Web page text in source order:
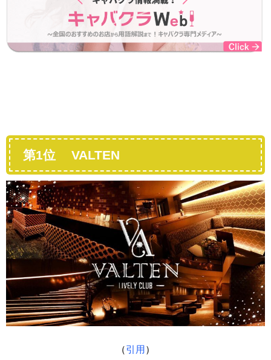
第1位 VALTEN
（引用 ）